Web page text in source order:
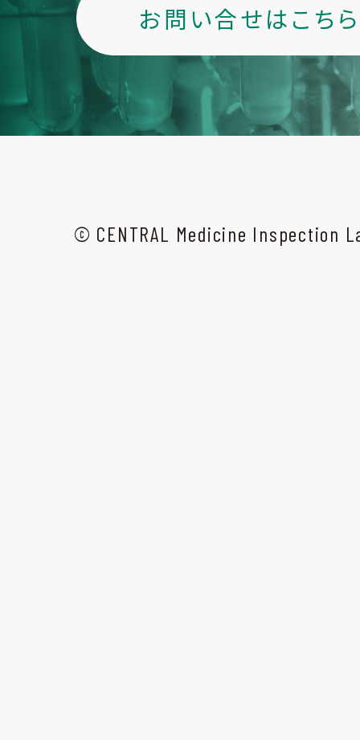
お問い合せはこちら
© CENTRAL Medicine Inspection